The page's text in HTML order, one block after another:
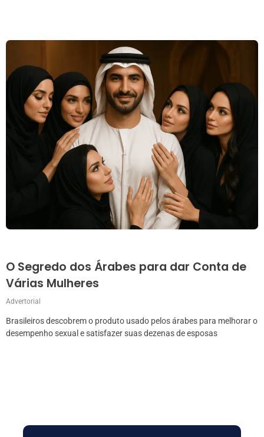
O Segredo dos Árabes para dar Conta de
Várias Mulheres
Advertorial
Brasileiros descobrem o produto usado pelos árabes para melhorar o
desempenho sexual e satisfazer suas dezenas de esposas